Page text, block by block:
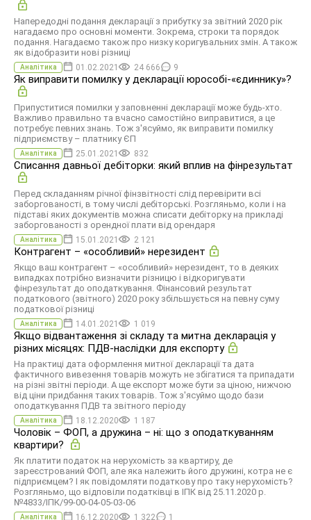
Напередодні подання декларації з прибутку за звітний 2020 рік
нагадаємо про основні моменти. Зокрема, строки та порядок
подання. Нагадаємо також про низку коригувальних змін. А також
як відобразити нові різниці
Аналітика 01.02.2021 24 666 9
Як виправити помилку у декларації юрособі-«єдиннику»?
Припуститися помилки у заповненні декларації може будь-хто.
Важливо правильно та вчасно самостійно виправитися, а це
потребує певних знань. Тож з'ясуймо, як виправити помилку
підприємству – платнику ЄП
Аналітика 25.01.2021 832
Списання давньої дебіторки: який вплив на фінрезультат
Перед складанням річної фінзвітності слід перевірити всі
заборгованості, в тому числі дебіторські. Розгляньмо, коли і на
підставі яких документів можна списати дебіторку на прикладі
заборгованості з орендної плати від орендаря
Аналітика 15.01.2021 2 121
Контрагент – «особливий» нерезидент
Якщо ваш контрагент – «особливий» нерезидент, то в деяких
випадках потрібно визначити різницю і відкоригувати
фінрезультат до оподаткування. Фінансовий результат
податкового (звітного) 2020 року збільшується на певну суму
податкової різниці
Аналітика 14.01.2021 1 019
Якщо відвантаження зі складу та митна декларація у
різних місяцях: ПДВ-наслідки для експорту
На практиці дата оформлення митної декларації та дата
фактичного вивезення товарів можуть не збігатися та припадати
на різні звітні періоди. А ще експорт може бути за ціною, нижчою
від ціни придбання таких товарів. Тож з'ясуймо щодо бази
оподаткування ПДВ та звітного періоду
Аналітика 18.12.2020 1 187
Чоловік – ФОП, а дружина – ні: що з оподаткуванням
квартири?
Як платити податок на нерухомість за квартиру, де
зареєстрований ФОП, але яка належить його дружині, котра не є
підприємцем? I як повідомляти податкову про таку нерухомість?
Розгляньмо, що відповіли податківці в IПК від 25.11.2020 р.
№4833/IПК/99-00-04-05-03-06
Аналітика 16.12.2020 1 322 1